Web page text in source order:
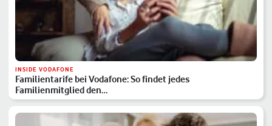
INSIDE VODAFONE
Familientarife bei Vodafone: So findet jedes
Familienmitglied den…